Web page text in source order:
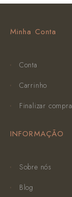
Minha Conta
Conta
Carrinho
Finalizar compra
INFORMAÇÃO
Sobre nós
Blog